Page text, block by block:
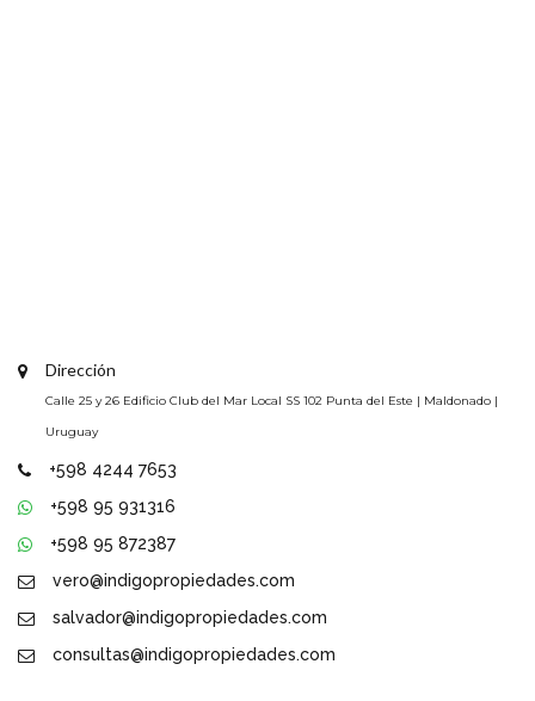
Dirección
Calle 25 y 26 Edificio Club del Mar Local SS 102 Punta del Este | Maldonado |
Uruguay
+598 4244 7653
+598 95 931316
+598 95 872387
vero@indigopropiedades.com
salvador@indigopropiedades.com
consultas@indigopropiedades.com